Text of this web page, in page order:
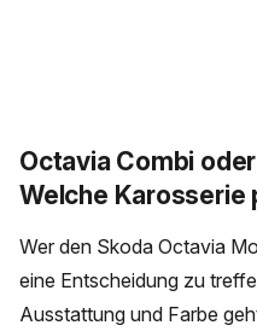
Octavia Combi
Welche Karosserie
Wer den Skoda Octavia
eine Entscheidung zu
Ausstattung und Farbe